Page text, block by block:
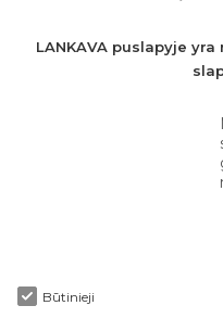
LANKAVA puslapyje
Būtinieji